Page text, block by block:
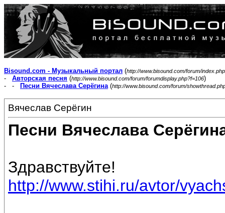
Bisound.com - Музыкальный портал (http://www.bisound.com/forum/index.php
- Авторская песня (http://www.bisound.com/forum/forumdisplay.php?f=106)
- -
Песни Вячеслава Серёгина(http://www.bisound.com/forum/
Вячеслав Серёгин
Песни Вячеслава
Здравствуйте!
http://www.stihi.ru/avtor/